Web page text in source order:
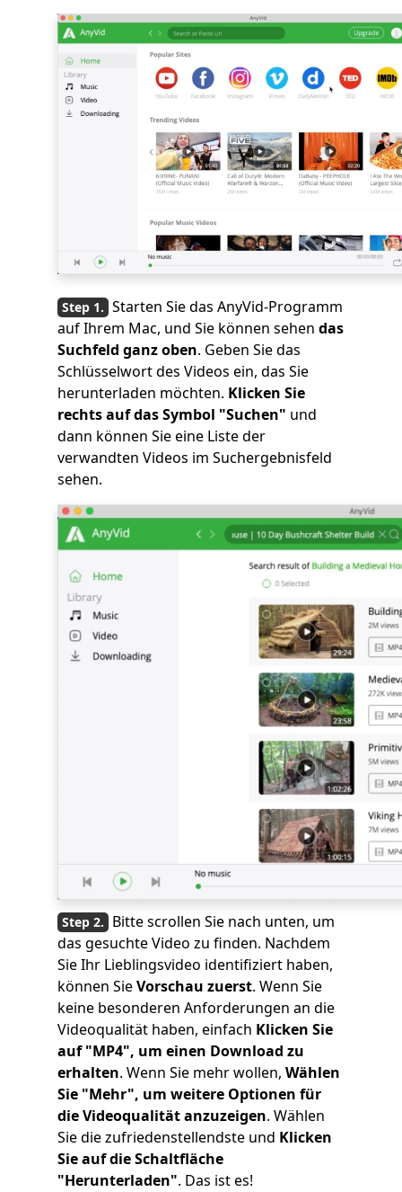
Starten Sie das AnyVid-Programm
auf Ihrem Mac, und Sie können sehen das
Suchfeld ganz oben. Geben Sie das
Schlüsselwort des Videos ein, das Sie
herunterladen möchten. Klicken Sie
rechts auf das Symbol "Suchen" und
dann können Sie eine Liste der
verwandten Videos im Suchergebnisfeld
sehen.
Bitte scrollen Sie nach unten, um
das gesuchte Video zu finden. Nachdem
Sie Ihr Lieblingsvideo identifiziert haben,
können SieVorschau zuerst. Wenn Sie
keine besonderen Anforderungen an die
Videoqualität haben, einfach Klicken Sie
auf "MP4", um einen Download zu
erhalten. Wenn Sie mehr wollen, Wählen
Sie "Mehr", um weitere Optionen für
die Videoqualität anzuzeigen. Wählen
Sie die zufriedenstellendste und Klicken
Sie auf die Schaltfläche
"Herunterladen". Das ist es!